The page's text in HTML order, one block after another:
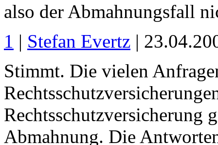
also der Abmahnungsfall
1 | Stefan Evertz |
Stimmt. Die vielen
Rechtsschutzversicherung
Abmahnung. Die